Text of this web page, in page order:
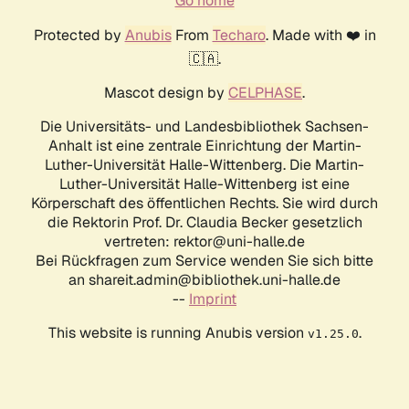
Protected by AnubisFrom Techaro. Made with ❤️ in
🇨🇦.
Mascot design by CELPHASE.
Die Universitäts- und Landesbibliothek Sachsen-
Anhalt ist eine zentrale Einrichtung der Martin-
Luther-Universität Halle-Wittenberg. Die Martin-
Luther-Universität Halle-Wittenberg ist eine
Körperschaft des öffentlichen Rechts. Sie wird durch
die Rektorin Prof. Dr. Claudia Becker gesetzlich
vertreten: rektor@uni-halle.de
Bei Rückfragen zum Service wenden Sie sich bitte
an shareit.admin@bibliothek.uni-halle.de
-- Imprint
This website is running Anubis version v1.25.0.